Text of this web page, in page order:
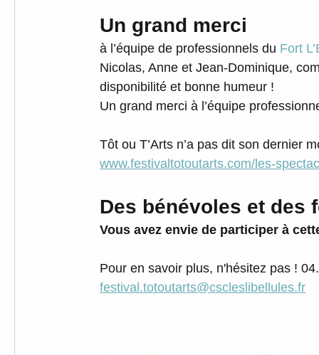
Un grand merci
à l’équipe de professionnels du Fort
Nicolas, Anne et Jean-Dominique,
disponibilité et bonne humeur !
Un grand merci à l’équipe
Tôt ou T’Arts n’a pas dit son dernier
www.festivaltotoutarts.com/les-
Des bénévoles et
Vous avez envie de participer à
Pour en savoir plus, n'hésitez pas !
festival.totoutarts@cscleslibellules.fr